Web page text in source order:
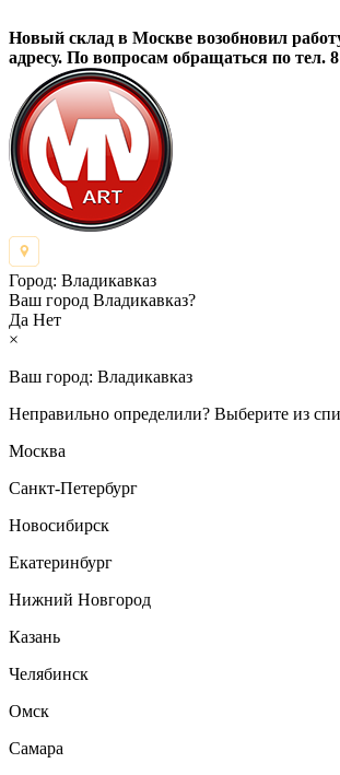
Новый склад в Москве возобновил
адресу. По вопросам обращаться по тел.
Город: Владикавказ
Ваш город Владикавказ?
Да Нет
×
Ваш город: Владикавказ
Неправильно определили? Выберите из
Москва
Санкт-Петербург
Новосибирск
Екатеринбург
Нижний Новгород
Казань
Челябинск
Омск
Самара